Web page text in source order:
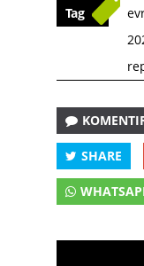
Tag
SHARE